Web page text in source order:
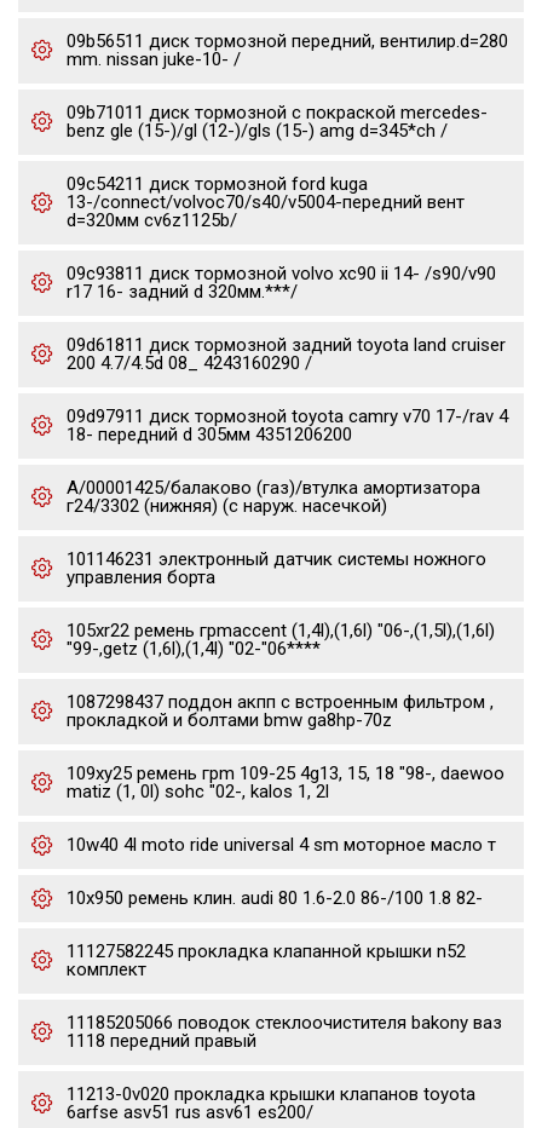
09b56511 диск тормозной передний, вентилир.d=280
mm. nissan juke-10- /
09b71011 диск тормозной с покраской mercedes-
benz gle (15-)/gl (12-)/gls (15-) amg d=345*ch /
09c54211 диск тормозной ford kuga
13-/connect/volvoc70/s40/v5004-передний вент
d=320мм cv6z1125b/
09c93811 диск тормозной volvo xc90 ii 14- /s90/v90
r17 16- задний d 320мм.***/
09d61811 диск тормозной задний toyota land cruiser
200 4.7/4.5d 08_ 4243160290 /
09d97911 диск тормозной toyota camry v70 17-/rav 4
18- передний d 305мм 4351206200
А/00001425/балаково (газ)/втулка амортизатора
г24/3302 (нижняя) (с наруж. насечкой)
101146231 электронный датчик системы ножного
управления борта
105xr22 ремень грmaccent (1,4l),(1,6l) "06-,(1,5l),(1,6l)
"99-,getz (1,6l),(1,4l) "02-"06****
1087298437 поддон акпп с встроенным фильтром ,
прокладкой и болтами bmw ga8hp-70z
109xy25 ремень грm 109-25 4g13, 15, 18 "98-, daewoo
matiz (1, 0l) sohc "02-, kalos 1, 2l
10w40 4l moto ride universal 4 sm моторное масло т
10x950 ремень клин. audi 80 1.6-2.0 86-/100 1.8 82-
11127582245 прокладка клапанной крышки n52
комплект
11185205066 поводок стеклоочистителя bakony ваз
1118 передний правый
11213-0v020 прокладка крышки клапанов toyota
6arfse asv51 rus asv61 es200/